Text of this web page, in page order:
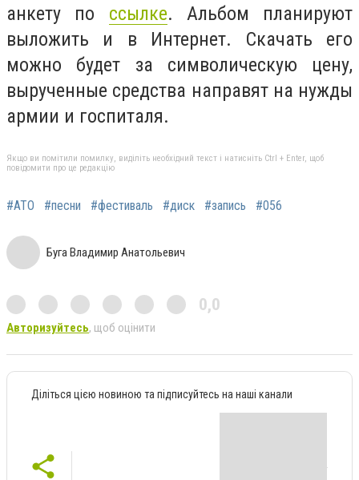
анкету по ссылке. Альбом планируют
выложить и в Интернет. Скачать его
можно будет за символическую цену,
вырученные средства направят на нужды
армии и госпиталя.
Якщо ви помітили помилку, виділіть необхідний текст і натисніть Ctrl + Enter, щоб
повідомити про це редакцію
#АТО #песни #фестиваль #диск #запись #056
Буга Владимир Анатольевич
0,0
Авторизуйтесь, щоб оцінити
Діліться цією новиною та підписуйтесь на наші канали